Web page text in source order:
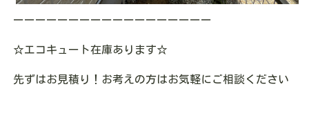
ーーーーーーーーーーーーーーーーーー
☆エコキュート在庫あります☆
先ずはお見積り！お考えの方はお気軽にご相談ください